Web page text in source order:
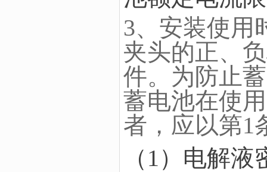
3、安装使用
夹头的正、
件。为防止
蓄电池在使
者，应以第1
（1）电解